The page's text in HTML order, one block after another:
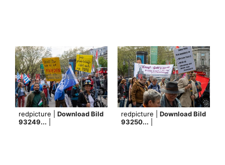
redpicture | Download Bild
93249...
redpicture | Download Bild
93250...